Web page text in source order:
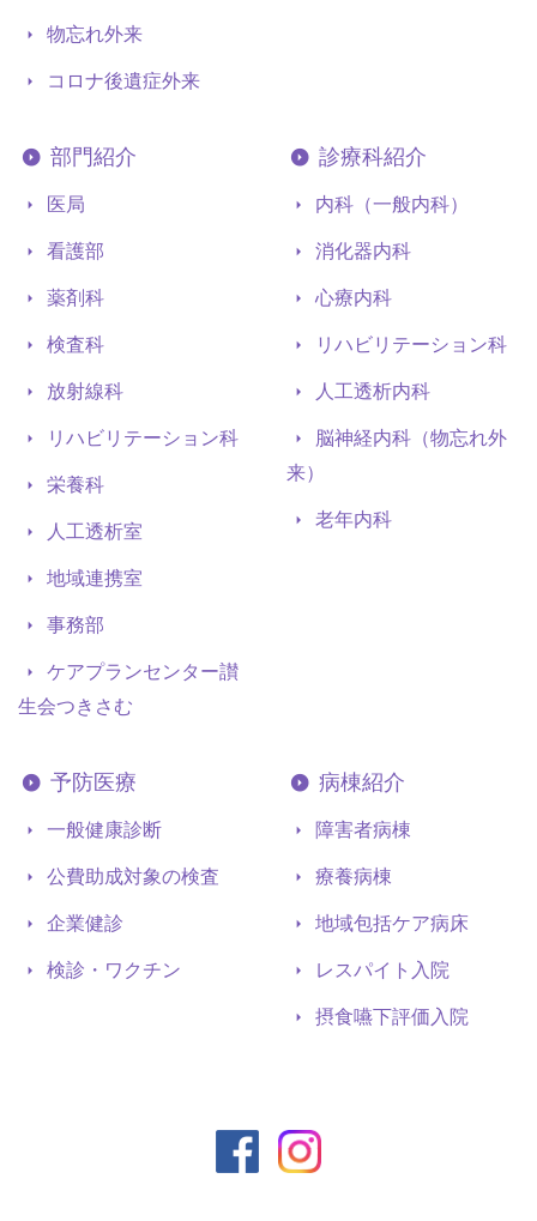
物忘れ外来
コロナ後遺症外来
部門紹介
医局
看護部
薬剤科
検査科
放射線科
リハビリテーション科
栄養科
人工透析室
地域連携室
事務部
ケアプランセンター讃
生会つきさむ
診療科紹介
内科（一般内科）
消化器内科
心療内科
リハビリテーション科
人工透析内科
脳神経内科（物忘れ外
来）
老年内科
予防医療
一般健康診断
公費助成対象の検査
企業健診
検診・ワクチン
病棟紹介
障害者病棟
療養病棟
地域包括ケア病床
レスパイト入院
摂食嚥下評価入院